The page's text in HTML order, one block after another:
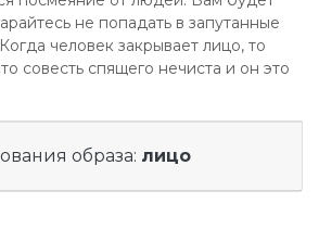
не попадать в запутанные
человек закрывает лицо, то
совесть спящего нечиста и он это
образа: лицо